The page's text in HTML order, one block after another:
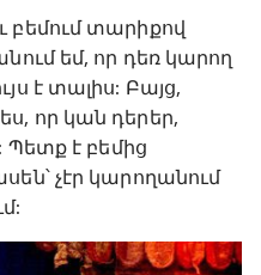
բեմում տարիքով
եմ, որ դեռ կարող
է տալիս: Բայց,
որ կան դերեր,
Պետք է բեմից
չէր կարողանում